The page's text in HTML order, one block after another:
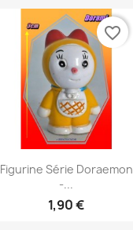
Aperçu rapide
Figurine Série Doraemon
-...
1,90 €
favorite_border